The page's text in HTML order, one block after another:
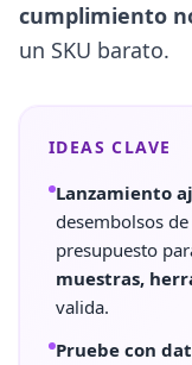
cumplimiento
un SKU barato.
IDEAS CLAVE
Lanzamiento
desembolsos de
presupuesto
muestras,
valida.
Pruebe con